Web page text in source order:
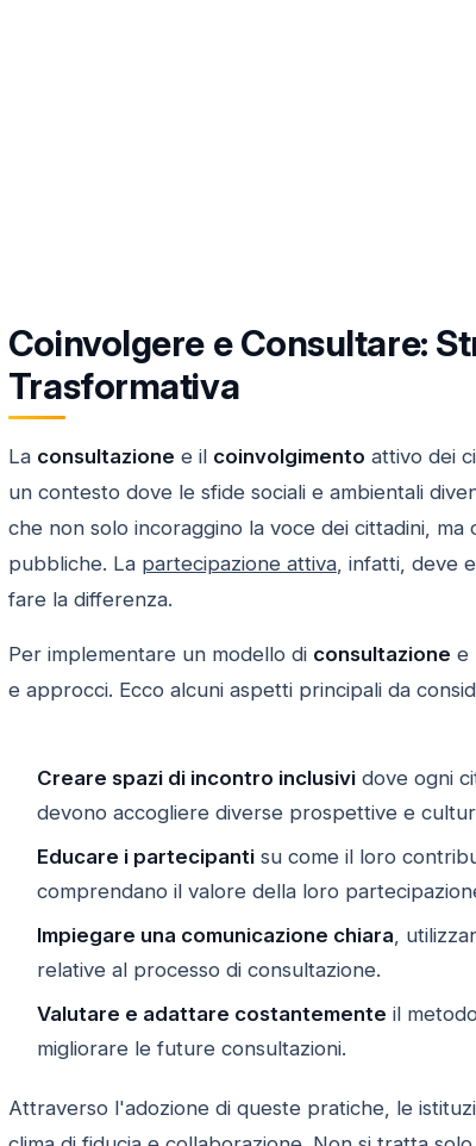
Coinvolgere e Consultare:
Trasformativa
La consultazione e il coinvolgimento attivo dei
un contesto dove le sfide sociali e ambientali
che non solo incoraggino la voce dei cittadini,
pubbliche. La partecipazione attiva, infatti, deve
fare la differenza.
Per implementare un modello di consultazione e
e approcci. Ecco alcuni aspetti principali da
Creare spazi di incontro inclusividove ogni
devono accogliere diverse prospettive e
Educare i partecipantisu come il loro
comprendano il valore della loro
Impiegare una comunicazione chiara ,
relative al processo di consultazione.
Valutare e adattare costantemente il
migliorare le future consultazioni.
Attraverso l'adozione di queste pratiche, le